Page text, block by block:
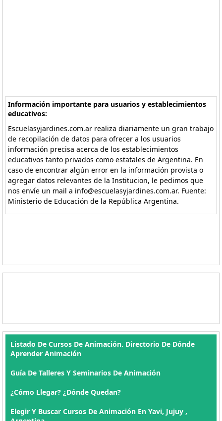
Información importante para usuarios y establecimientos
educativos:
Escuelasyjardines.com.ar realiza diariamente un gran trabajo
de recopilación de datos para ofrecer a los usuarios
información precisa acerca de los establecimientos
educativos tanto privados como estatales de Argentina. En
caso de encontrar algún error en la información provista o
agregar datos relevantes de la Institucion, le pedimos que
nos envíe un mail a info@escuelasyjardines.com.ar. Fuente:
Ministerio de Educación de la República Argentina.
Listado De Cursos De Animación. Directorio De Dónde
Aprender Animación
Guía De Talleres Y Seminarios De Animación
¿Cómo Llegar? ¿Dónde Quedan?
Elegir Y Buscar Cursos De Animación En Yavi, Jujuy ,